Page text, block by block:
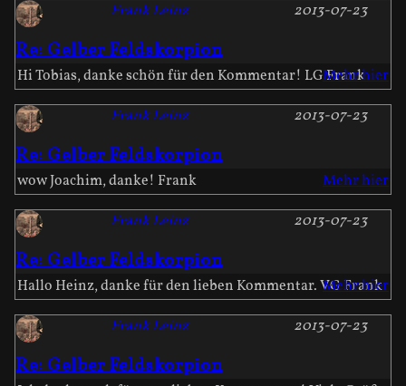
Re: Gelber Feldskorpion
2013-07-23
Frank Leinz
Hi Tobias, danke schön für den Kommentar! LG Frank
Mehr hier
Re: Gelber Feldskorpion
2013-07-23
Frank Leinz
wow Joachim, danke! Frank Mehr hier
Re: Gelber Feldskorpion
2013-07-23
Frank Leinz
Hallo Heinz, danke für den lieben Kommentar. VG Frank
Mehr hier
Re: Gelber Feldskorpion
2013-07-23
Frank Leinz